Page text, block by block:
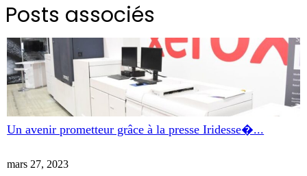
Posts associés
Un avenir prometteur grâce à la presse Iridesse�...
mars 27, 2023